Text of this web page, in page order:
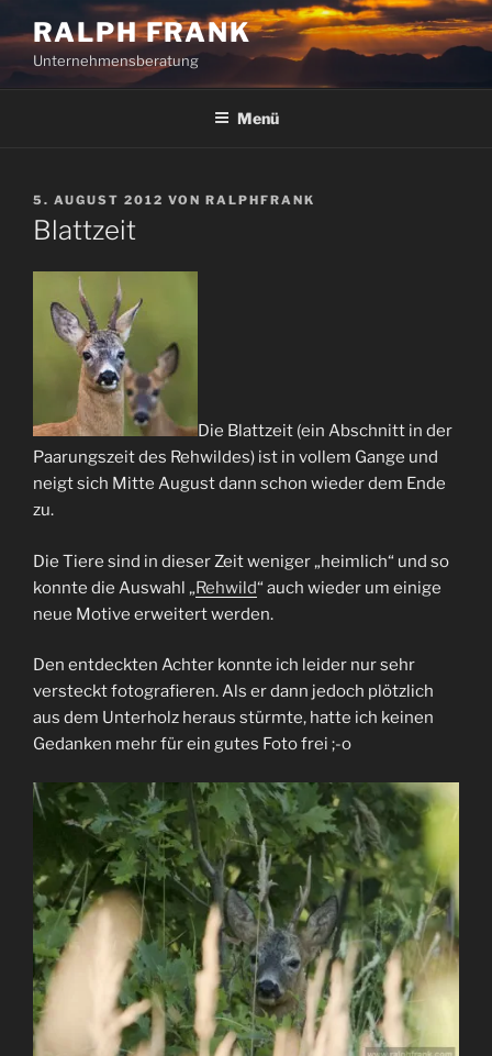
Inhalt
springen
RALPH FRANK
Unternehmensberatung
Menü
VERÖFFENTLICHT
AM
5. AUGUST 2012 VON RALPHFRANK
Blattzeit
Die Blattzeit (ein Abschnitt in der
Paarungszeit des Rehwildes) ist in vollem Gange und
neigt sich Mitte August dann schon wieder dem Ende
zu.
Die Tiere sind in dieser Zeit weniger „heimlich“ und so
konnte die Auswahl „Rehwild“ auch wieder um einige
neue Motive erweitert werden.
Den entdeckten Achter konnte ich leider nur sehr
versteckt fotografieren. Als er dann jedoch plötzlich
aus dem Unterholz heraus stürmte, hatte ich keinen
Gedanken mehr für ein gutes Foto frei ;-o